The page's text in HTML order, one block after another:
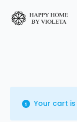
Your cart